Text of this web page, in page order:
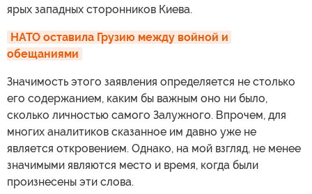
ярых западных сторонников Киева.
НАТО оставила Грузию между войной и
обещаниями
Значимость этого заявления определяется не столько
его содержанием, каким бы важным оно ни было,
сколько личностью самого Залужного. Впрочем, для
многих аналитиков сказанное им давно уже не
является откровением. Однако, на мой взгляд, не менее
значимыми являются место и время, когда были
произнесены эти слова.